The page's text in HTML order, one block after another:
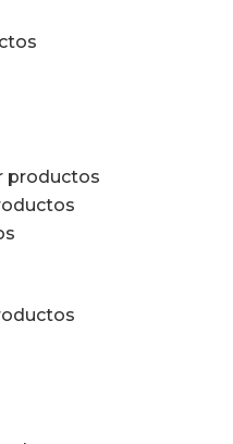
productos